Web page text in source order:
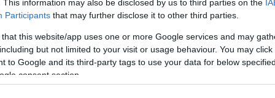
This information may also be disclosed by us to third parties on the
Participants that may further disclose it to other third parties.
that this website/app uses one or more Google services and may
but not limited to your visit or usage behaviour. You may
to Google and its third-party tags to use your data for below
consent section.
gyerekkorát, tanulmányait és az első világháború
kiskorában, hogy édesanyja (Laura Donnelly) ne
MacCallum), de korai halála miatt a gyerekek az őket
alá kerültek. A film során betekintést nyerünk
és társasági életébe, illetve nyelvészeti
nyelv megalkotásához és kidolgozásához.